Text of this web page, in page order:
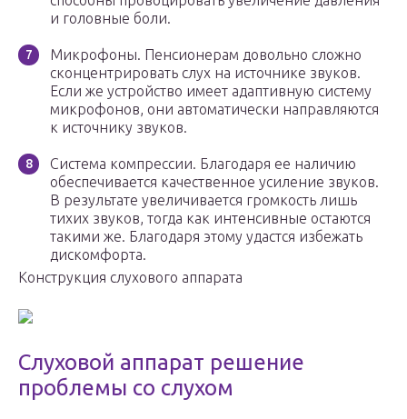
и головные боли.
Микрофоны. Пенсионерам довольно сложно
сконцентрировать слух на источнике звуков.
Если же устройство имеет адаптивную систему
микрофонов, они автоматически направляются
к источнику звуков.
Система компрессии. Благодаря ее наличию
обеспечивается качественное усиление звуков.
В результате увеличивается громкость лишь
тихих звуков, тогда как интенсивные остаются
такими же. Благодаря этому удастся избежать
дискомфорта.
Конструкция слухового аппарата
Слуховой аппарат решение
проблемы со слухом